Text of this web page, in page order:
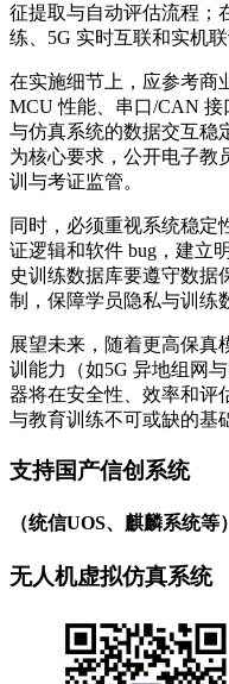
征提取与自动评估流程；
练、5G 实时互联和实机
在实施细节上，应参考商
MCU 性能、串口/CAN 接
与仿真系统的数据交互稳
为核心要求，公开电子教
训与考证监管。
同时，必须重视系统稳定
证逻辑和软件 bug，建立
史训练数据库要遵守数据
制，保障学员隐私与训练
展望未来，随着更高保真
训能力（如5G 异地组网
器将在安全性、效率和评
与教育训练不可或缺的基
支持国产信创系统
（统信UOS、麒麟系统等）
无人机虚拟仿真系统